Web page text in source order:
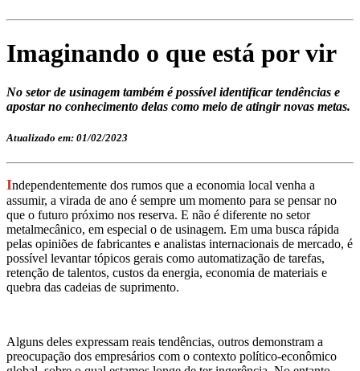
Imaginando o que está por vir
No setor de usinagem também é possível identificar tendências e
apostar no conhecimento delas como meio de atingir novas metas.
Atualizado em: 01/02/2023
Independentemente dos rumos que a economia local venha a
assumir, a virada de ano é sempre um momento para se pensar no
que o futuro próximo nos reserva. E não é diferente no setor
metalmecânico, em especial o de usinagem. Em uma busca rápida
pelas opiniões de fabricantes e analistas internacionais de mercado, é
possível levantar tópicos gerais como automatização de tarefas,
retenção de talentos, custos da energia, economia de materiais e
quebra das cadeias de suprimento.
Alguns deles expressam reais tendências, outros demonstram a
preocupação dos empresários com o contexto político-econômico